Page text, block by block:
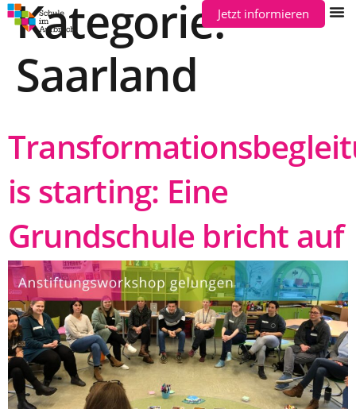
Jetzt informieren
Kategorie:
Saarland
is starting: Eine
Grundschule bricht auf